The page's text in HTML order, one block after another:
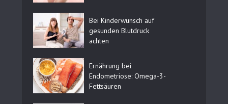
Bei Kinderwunsch auf
gesunden Blutdruck
achten
Ernährung bei
Endometriose: Omega-3-
Fettsäuren